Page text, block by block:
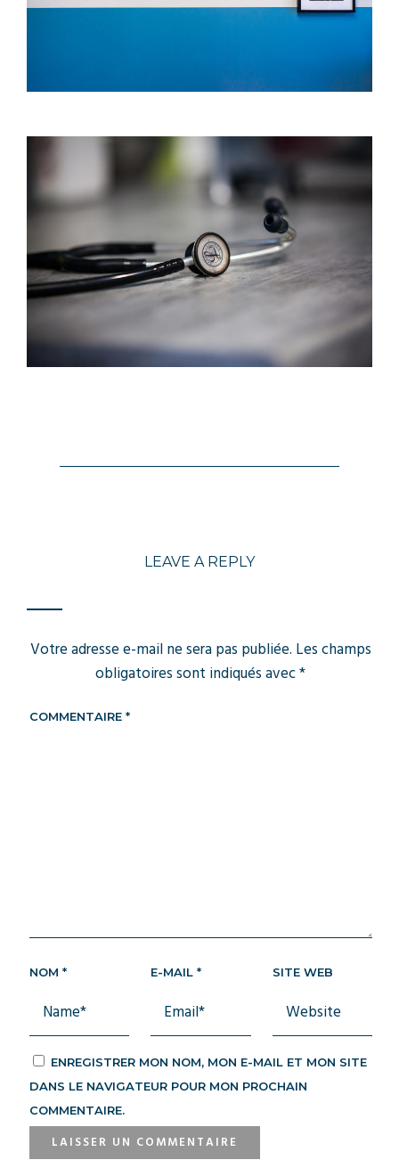
LEAVE A REPLY
Votre adresse e-mail ne sera pas publiée. Les champs
obligatoires sont indiqués avec*
COMMENTAIRE *
NOM * E-MAIL* SITE WEB
ENREGISTRER MON NOM, MON E-MAIL ET MON SITE
DANS LE NAVIGATEUR POUR MON PROCHAIN
COMMENTAIRE.